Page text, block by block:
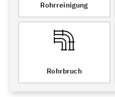
Rohrreinigung
Rohrbruch